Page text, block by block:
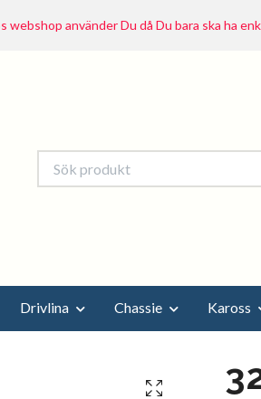
webshop använder Du då Du bara ska ha
Drivlina Chassie Kaross